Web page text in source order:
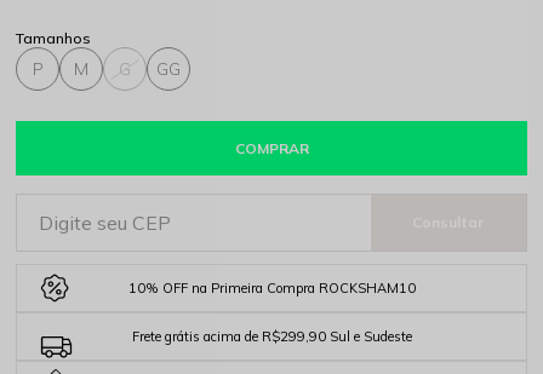
P M G GG
COMPRAR
10% OFF na Primeira Compra ROCKSHAM10
Frete grátis acima de R$299,90 Sul e Sudeste